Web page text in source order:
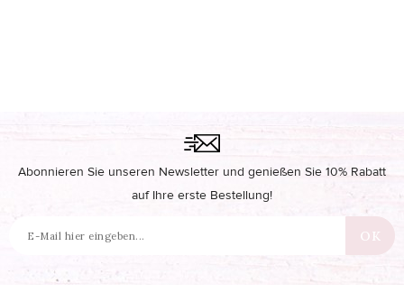
Abonnieren Sie unseren Newsletter und genießen Sie 10% Rabatt
auf Ihre erste Bestellung!